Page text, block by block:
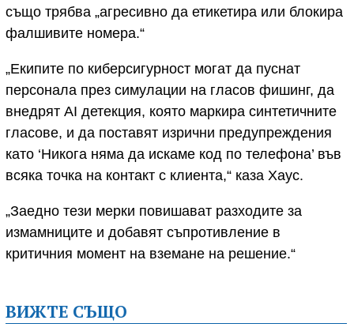
също трябва „агресивно да етикетира или блокира
фалшивите номера.“
„Екипите по киберсигурност могат да пуснат
персонала през симулации на гласов фишинг, да
внедрят AI детекция, която маркира синтетичните
гласове, и да поставят изрични предупреждения
като ‘Никога няма да искаме код по телефона’ във
всяка точка на контакт с клиента,“ каза Хаус.
„Заедно тези мерки повишават разходите за
измамниците и добавят съпротивление в
критичния момент на вземане на решение.“
ВИЖТЕ СЪЩО